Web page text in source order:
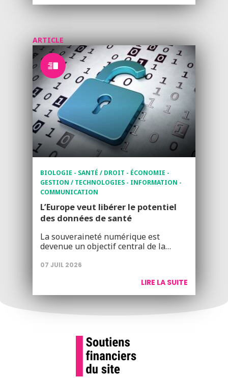
ARTICLE
BIOLOGIE - SANTÉ / DROIT - ÉCONOMIE -
GESTION / TECHNOLOGIES - INFORMATION -
COMMUNICATION
L’Europe veut libérer le potentiel
des données de santé
La souveraineté numérique est
devenue un objectif central de la…
07 JUIL 2026
LIRE LA SUITE